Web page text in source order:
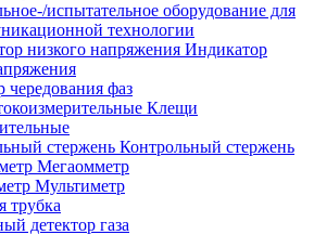
испытательное оборудование для
технологии
Индикатор
чередования фаз
Клещи
Контрольный стержень
Мегаомметр
Мультиметр
трубка
детектор газа